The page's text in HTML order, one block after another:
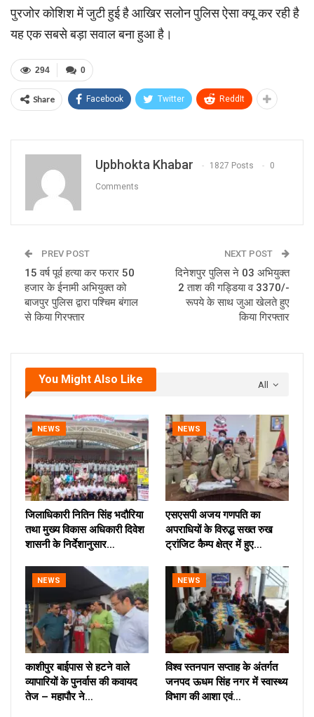
पुरजोर कोशिश में जुटी हुई है आखिर सलोन पुलिस ऐसा क्यू कर रही है
यह एक सबसे बड़ा सवाल बना हुआ है।
0
294
Share Facebook Twitter ReddIt
Upbhokta Khabar 1827 Posts 0
Comments
PREV POST
15 वर्ष पूर्व हत्या कर फरार 50
हजार के ईनामी अभियुक्त को
बाजपुर पुलिस द्वारा पश्चिम बंगाल
से किया गिरफ्तार
NEXT POST
दिनेशपुर पुलिस ने 03 अभियुक्त
2 ताश की गड्डिया व 3370/-
रूपये के साथ जुआ खेलते हुए
किया गिरफ्तार
All
You Might Also Like
NEWS
जिलाधिकारी नितिन सिंह भदौरिया
तथा मुख्य विकास अधिकारी दिवेश
शासनी के निर्देशानुसार…
NEWS
एसएसपी अजय गणपति का
अपराधियों के विरुद्ध सख्त रुख
ट्रांजिट कैम्प क्षेत्र में हुए…
NEWS
काशीपुर बाईपास से हटने वाले
व्यापारियों के पुनर्वास की कवायद
तेज – महापौर ने…
NEWS
विश्व स्तनपान सप्ताह के अंतर्गत
जनपद ऊधम सिंह नगर में स्वास्थ्य
विभाग की आशा एवं…